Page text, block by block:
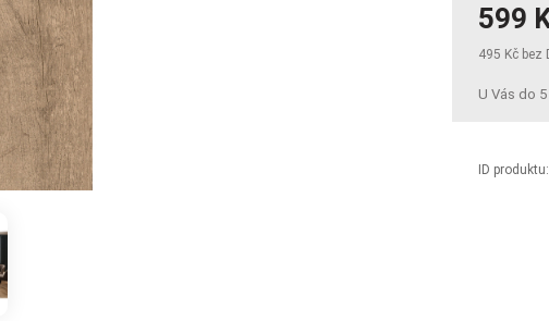
599
495 Kč bez
U Vás do
ID produktu: